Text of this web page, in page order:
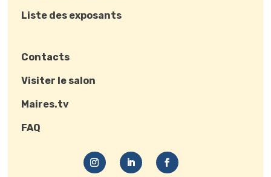
Liste des exposants
Contacts
Visiter le salon
Maires.tv
FAQ